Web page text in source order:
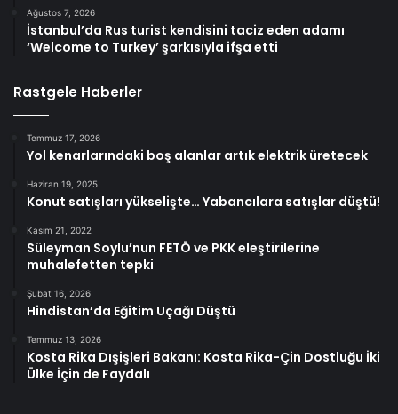
Ağustos 7, 2026
İstanbul’da Rus turist kendisini taciz eden adamı
‘Welcome to Turkey’ şarkısıyla ifşa etti
Rastgele Haberler
Temmuz 17, 2026
Yol kenarlarındaki boş alanlar artık elektrik üretecek
Haziran 19, 2025
Konut satışları yükselişte… Yabancılara satışlar düştü!
Kasım 21, 2022
Süleyman Soylu’nun FETÖ ve PKK eleştirilerine
muhalefetten tepki
Şubat 16, 2026
Hindistan’da Eğitim Uçağı Düştü
Temmuz 13, 2026
Kosta Rika Dışişleri Bakanı: Kosta Rika-Çin Dostluğu İki
Ülke İçin de Faydalı